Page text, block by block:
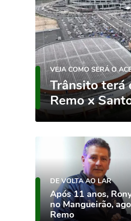
VEJA COMO SERÁ O
Trânsito terá
Remo x
DE VOLTA AO LAR
Após 11 anos,
no Mangueirão,
Remo